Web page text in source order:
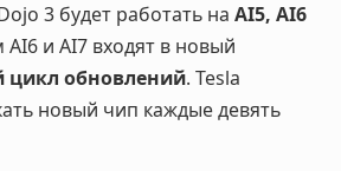
3 будет работать на AI5, AI6
AI6 и AI7 входят в новый
цикл обновлений. Tesla
новый чип каждые девять